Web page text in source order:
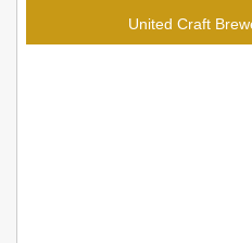
United Craft